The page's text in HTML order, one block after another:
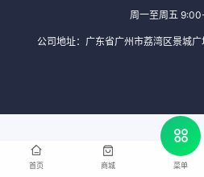
周一至周五
公司地址：广东省广州市荔湾区景城
首页 商城 菜单